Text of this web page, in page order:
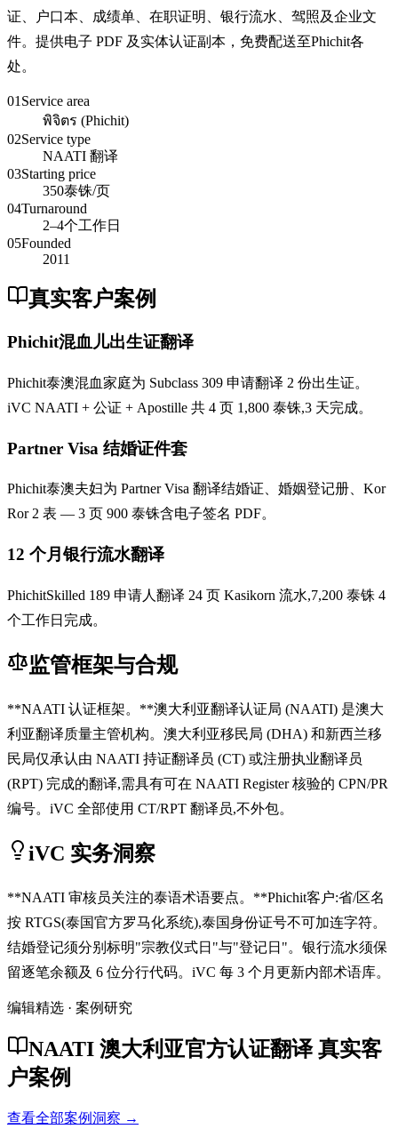
证、户口本、成绩单、在职证明、银行流水、驾照及企业文
件。提供电子 PDF 及实体认证副本，免费配送至Phichit各
处。
01 Service area
พิจิตร (Phichit)
02Service type
NAATI 翻译
03Starting price
350泰铢/页
04Turnaround
2–4个工作日
05Founded
2011
真实客户案例
Phichit混血儿出生证翻译
Phichit泰澳混血家庭为 Subclass 309 申请翻译 2 份出生证。
iVC NAATI + 公证 + Apostille 共 4 页 1,800 泰铢,3 天完成。
Partner Visa 结婚证件套
Phichit泰澳夫妇为 Partner Visa 翻译结婚证、婚姻登记册、Kor
Ror 2 表 — 3 页 900 泰铢含电子签名 PDF。
12 个月银行流水翻译
PhichitSkilled 189 申请人翻译 24 页 Kasikorn 流水,7,200 泰铢 4
个工作日完成。
监管框架与合规
**NAATI 认证框架。**澳大利亚翻译认证局 (NAATI) 是澳大
利亚翻译质量主管机构。澳大利亚移民局 (DHA) 和新西兰移
民局仅承认由 NAATI 持证翻译员 (CT) 或注册执业翻译员
(RPT) 完成的翻译,需具有可在 NAATI Register 核验的 CPN/PR
编号。iVC 全部使用 CT/RPT 翻译员,不外包。
iVC 实务洞察
**NAATI 审核员关注的泰语术语要点。**Phichit客户:省/区名
按 RTGS(泰国官方罗马化系统),泰国身份证号不可加连字符。
结婚登记须分别标明"宗教仪式日"与"登记日"。银行流水须保
留逐笔余额及 6 位分行代码。iVC 每 3 个月更新内部术语库。
编辑精选 · 案例研究
NAATI 澳大利亚官方认证翻译 真实客
户案例
查看全部案例洞察 →